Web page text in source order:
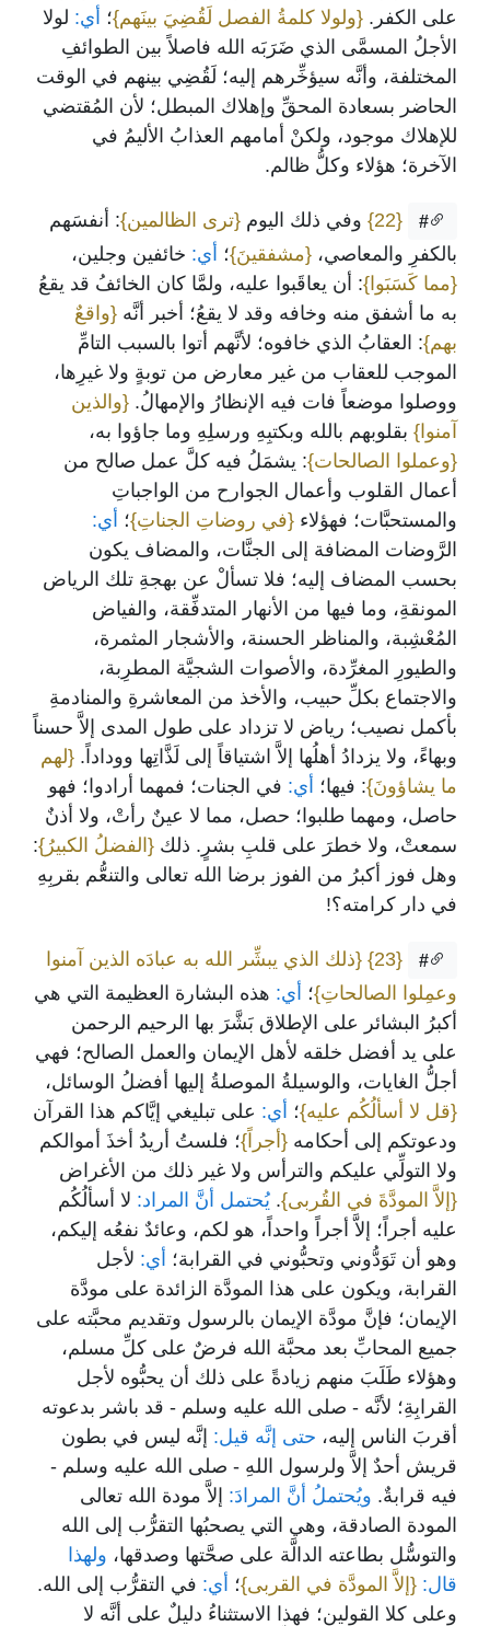
على الكفر. {ولولا كلمةُ الفصل لَقُضِيَ بينَهم}؛ أي: لولا
الأجلُ المسمَّى الذي ضَرَبَه الله فاصلاً بين الطوائفِ
المختلفة، وأنَّه سيؤخِّرهم إليه؛ لَقُضِي بينهم في الوقت
الحاضر بسعادة المحقِّ وإهلاك المبطل؛ لأن المُقتضي
للإهلاك موجود، ولكنْ أمامهم العذابُ الأليمُ في
الآخرة؛ هؤلاء وكلُّ ظالم.
#
{22} وفي ذلك اليوم {ترى الظالمين}: أنفسَهم
بالكفرِ والمعاصي، {مشفقينَ}؛ أي: خائفين وجلين،
{مما كَسَبَوا}: أن يعاقَبوا عليه، ولمَّا كان الخائفُ قد يقعُ
به ما أشفق منه وخافه وقد لا يقعُ؛ أخبر أنَّه {واقعٌ
بهم}: العقابُ الذي خافوه؛ لأنَّهم أتوا بالسبب التامِّ
الموجب للعقاب من غير معارض من توبةٍ ولا غيرِها،
ووصلوا موضعاً فات فيه الإنظارُ والإمهالُ. {والذين
آمنوا} بقلوبهم بالله وبكتبِهِ ورسلِهِ وما جاؤوا به،
{وعملوا الصالحات}: يشمَلُ فيه كلَّ عمل صالح من
أعمال القلوب وأعمال الجوارح من الواجباتِ
والمستحبَّات؛ فهؤلاء {في روضاتِ الجناتِ}؛ أي:
الرَّوضات المضافة إلى الجنَّات، والمضاف يكون
بحسب المضاف إليه؛ فلا تسألْ عن بهجةِ تلك الرياض
المونقةِ، وما فيها من الأنهار المتدفِّقة، والفياض
المُعْشِبة، والمناظر الحسنة، والأشجار المثمرة،
والطيورِ المغرِّدة، والأصوات الشجيَّة المطرِبة،
والاجتماع بكلِّ حبيب، والأخذ من المعاشرةِ والمنادمةِ
بأكمل نصيب؛ رياض لا تزداد على طول المدى إلاَّ حسناً
وبهاءً، ولا يزدادُ أهلُها إلاَّ اشتياقاً إلى لَذَّاتِها ووداداً. {لهم
ما يشاؤونَ}: فيها؛ أي: في الجنات؛ فمهما أرادوا؛ فهو
حاصل، ومهما طلبوا؛ حصل، مما لا عينٌ رأتْ، ولا أذنٌ
سمعتْ، ولا خطرَ على قلبِ بشرٍ. ذلك {الفضلُ الكبيرُ}:
وهل فوز أكبرُ من الفوز برضا الله تعالى والتنعُّم بقربِهِ
في دار كرامته؟!
#
{23}
{ذلك الذي يبشِّر الله به عبادَه الذين آمنوا
وعمِلوا الصالحاتِ}؛ أي: هذه البشارة العظيمة التي هي
أكبرُ البشائر على الإطلاق بَشَّرَ بها الرحيم الرحمن
على يد أفضل خلقه لأهل الإيمان والعمل الصالح؛ فهي
أجلُّ الغايات، والوسيلةُ الموصلةُ إليها أفضلُ الوسائل،
{قل لا أسألُكُم عليه}؛ أي: على تبليغي إيَّاكم هذا القرآن
ودعوتكم إلى أحكامه {أجراً}؛ فلستُ أريدُ أخذَ أموالكم
ولا التولِّي عليكم والترأس ولا غير ذلك من الأغراض
{إلاَّ المودَّةَ في القُربى}. يُحتمل أنَّ المراد: لا أسألُكُم
عليه أجراً؛ إلاَّ أجراً واحداً، هو لكم، وعائدٌ نفعُه إليكم،
وهو أن تَوَدُّوني وتحبُّوني في القرابة؛ أي: لأجل
القرابة، ويكون على هذا المودَّة الزائدة على مودَّة
الإيمان؛ فإنَّ مودَّة الإيمان بالرسول وتقديم محبَّته على
جميع المحابِّ بعد محبَّة الله فرضٌ على كلِّ مسلم،
وهؤلاء طَلَبَ منهم زيادةً على ذلك أن يحبُّوه لأجل
القرابِةِ؛ لأنَّه - صلى الله عليه وسلم - قد باشر بدعوته
أقربَ الناس إليه، حتى إنَّه قيل: إنَّه ليس في بطون
قريش أحدٌ إلاَّ ولرسول اللهِ - صلى الله عليه وسلم -
فيه قرابةٌ. ويُحتملُ أنَّ المرادَ: إلاَّ مودة الله تعالى
المودة الصادقة، وهي التي يصحبُها التقرُّب إلى الله
والتوسُّل بطاعته الدالَّة على صحَّتها وصدقها، ولهذا
قال: {إلاَّ المودَّة في القربى}؛ أي: في التقرُّب إلى الله.
وعلى كلا القولين؛ فهذا الاستثناءُ دليلٌ على أنَّه لا